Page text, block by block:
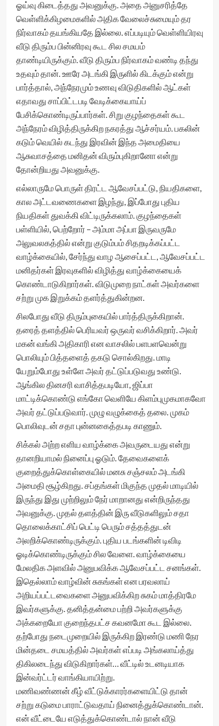
ஓய்வு கிடைத்தது அவனுக்கு. அதை அனுசரித்தே
வெள்ளிக்கிழமைகளில் அதிக வேலைச்சுமையும் தர
நிர்வாகம் தயங்கியதே இல்லை. எப்படியும் வெள்ளியிரவு
வீடு திரும்ப பின்னிரவு கூட சில சமயம்
தாண்டியிருக்கும். வீடு திரும்ப நிர்வாகம் வண்டி தந்து
உதவும் தான். ஊரே அடங்கி இருளில் கிடக்கும் என்று
பார்த்தால், அந்நேரமும் உணவு விடுதிகளில் ஆட்கள்
எதாவது சாப்பிட்டபடி வேடிக்கையாய்ப்
பேசிக்கொண்டிருப்பார்கள். சிறு குழந்தைகள் கூட
அந்நேரம் விழித்திருக்கிற நகரத்து ஆச்சர்யம். பகலின்
கடும் வெயில் கடந்து இரவின் இந்த அமைதியை
ஆசுவாசத்தை மனிதன் விரும்புகிறானோ என்று
தோன்றியது அவனுக்கு.
எல்லாருமே பொருள் திரட்ட ஆவேசப்பட்டு, நியதிகளை,
கால அட்டவணைகளை இழந்து, இப்போது புதிய
நியதிகள் துவக்கி விட்டிருக்கலாம். குழந்தைகள்
பள்ளியில், பெற்றோர் – அம்மா அப்பா இருவருமே
அலுவலகத்தில் என்று குடும்பம் சிதறடிக்கப்பட்ட
வாழ்க்கையில், சேர்ந்து வாழ ஆசைப்பட்ட, ஆவேசப்பட்ட
மனிதர்கள் இரவுகளில் விழித்து வாழ்க்கையைக்
கொண்டாடுகிறார்கள். விடுமுறை நாட்கள் அவர்களை
சற்று முக இறுக்கம் தளர்த்துகின்றன.
சிலபோது வீடு திரும்புகையில் பார்த்திருக்கிறான்.
தரைத் தளத்தில் பெரியவர் ஒருவர் வசிக்கிறார். அவர்
மகன் வங்கி அதிகாரி என வாசலில் பளபளவென்று
பொலியும் பித்தளைத் தகடு சொல்கிறது. மாடி
யேறும்போது உள்ளே அவர் தட்டுப்படுவது உண்டு.
ஆங்கில தினசரி வாசித்தபடியோ, ஜிப்பா
மாட்டிக்கொண்டு எங்கோ வெளியே கிளம்புமுகமாகவோ
அவர் தட்டுப்படுவார். முழு வழுக்கைத் தலை. முகம்
பொலிவுடன் சதா புன்னகைத்தபடி காணும்.
சிக்கல் அற்ற எளிய வாழ்க்கை அவருடையது என்று
தானறியாமல் நினைப்பு ஓடும். தேவைகளைக்
குறைத்துக்கொள்கையில் மனசு சஞ்சலம் அடங்கி
அமைதி சூழ்கிறது. சப்தங்கள் மிகுந்த முதல் மாடியில்
இருந்து இது முற்றிலும் நேர் மாறானது என்றிருந்தது
அவனுக்கு. முதல் தளத்தின் இரு வீடுகளிலும் சதா
தொலைக்காட்சிப் பெட்டி பெரும் சத்தத்துடன்
அலறிக்கொண்டிருக்கும். புதிய படங்களின் டிவிடி
ஓடிக்கொண்டிருக்கும் சில வேளை. வாழ்க்கையை
மேலதிக அளவில் அனுபவிக்க ஆவேசப்பட்ட சனங்கள்.
இதெல்லாம் வாழ்வின் சுகங்கள் என பரவலாய்
அறியப்பட்டவைகளை அனுபவிக்கிற சுகம் மாத்திரமே
இவர்களுக்கு. தனித்தன்மை பற்றி அவர்களுக்கு
அக்கறையோ குறைந்தபட்ச கவனமோ கூட இல்லை.
தற்போது நடைமுறையில் இருக்கிற இரண்டு மணி நேர
மின்தடை சமயத்தில் அவர்கள் எப்படி அங்கலாய்த்து
திகிலடைந்து விடுகிறார்கள்… வீட்டில் உடனடியாக
இன்வர்ட்டர் வாங்கியாயிற்று.
மணிவண்ணன் கீழ் வீட்டுக்காரர்களையிட்டு தான்
சற்று கடுமை பாராட்டுவதாய் நினைத்துக்கொண்டான்.
என் வீட்டையே எடுத்துக்கொண்டால் நான் வீடு